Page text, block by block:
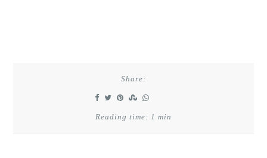
Share:
Reading time: 1 min